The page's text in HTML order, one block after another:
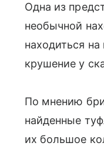
Одна из
необычной
находиться
крушение у
По мнению
найденные
их большое